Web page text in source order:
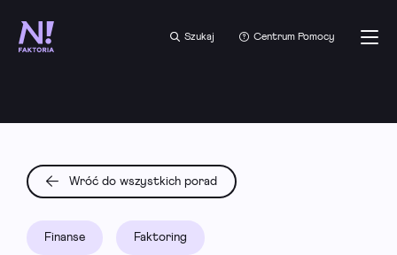
Szukaj Centrum Pomocy
Wróć do wszystkich porad
Finanse Faktoring